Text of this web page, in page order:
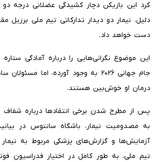
کرد این بازیکن دچار کشیدگی عضلانی درجه
دلیل، نیمار دو دیدار تدارکاتی تیم ملی برزیل
دست خواهد داد.
این موضوع نگرانی‌هایی را درباره آمادگی
جام جهانی ۲۰۲۶ به وجود آورده، اما
درمان او خوش‌بین هستند.
پس از مطرح شدن برخی انتقادها درباره شفاف
به مصدومیت نیمار، باشگاه سانتوس در
آزمایش‌ها و گزارش‌های پزشکی مربوط به
تیم ملی، به طور کامل در اختیار فدراسیون